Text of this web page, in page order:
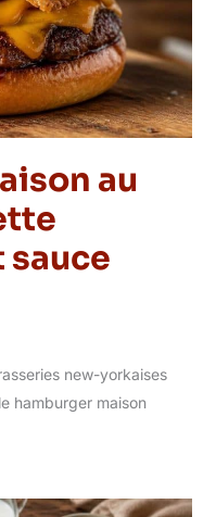
au
sauce
new-yorkaises
hamburger maison